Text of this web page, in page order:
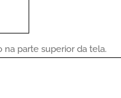
na parte superior da tela.